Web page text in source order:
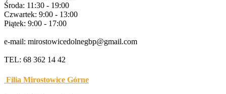
Środa: 11:30 - 19:00
Czwartek: 9:00 - 13:00
Piątek: 9:00 - 17:00
e-mail: mirostowicedolnegbp@gmail.com
TEL: 68 362 14 42
Filia Mirostowice Górne